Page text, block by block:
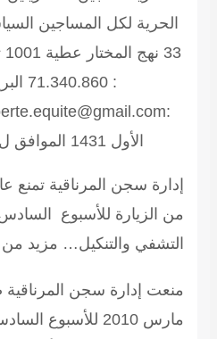
الحرية لكل المساجين
:
الأول 1431 الموافق ل 25 مارس 2010
إدارة سجن المرناقية تمنع
من الزيارة للأسبوع
التشفي والتنكيل… مزيد
مارس 2010